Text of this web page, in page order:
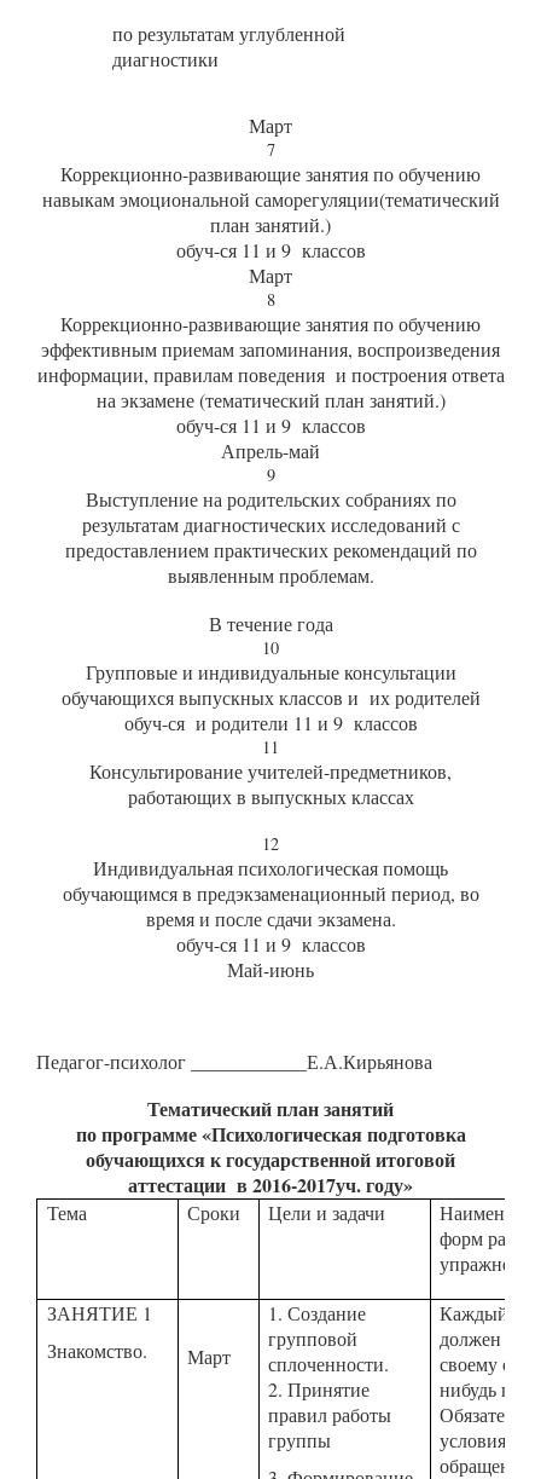
по результатам углубленной
диагностики
Март
7
Коррекционно-развивающие занятия по обучению
навыкам эмоциональной саморегуляции(тематический
план занятий.)
обуч-ся 11 и 9 классов
Март
8
Коррекционно-развивающие занятия по обучению
эффективным приемам запоминания, воспроизведения
информации, правилам поведения и построения ответа
на экзамене (тематический план занятий.)
обуч-ся 11 и 9 классов
Апрель-май
9
Выступление на родительских собраниях по
результатам диагностических исследований с
предоставлением практических рекомендаций по
выявленным проблемам.
В течение года
10
Групповые и индивидуальные консультации
обучающихся выпускных классов и их родителей
обуч-ся и родители 11 и 9 классов
11
Консультирование учителей-предметников,
работающих в выпускных классах
12
Индивидуальная психологическая помощь
обучающимся в предэкзаменационный период, во
время и после сдачи экзамена.
обуч-ся 11 и 9 классов
Май-июнь
Педагог-психолог ____________Е.А.Кирьянова
Тематический план занятий
по программе «Психологическая подготовка
обучающихся к государственной итоговой
аттестации в 2016-2017уч. году»
Тема Сроки Цели и задачи
форм
ЗАНЯТИЕ 1
Знакомство.
Март
1. Создание
групповой
сплоченности.
2. Принятие
правил работы
группы
Каждый
должен
своему
нибудь
условия: 1)
обращение